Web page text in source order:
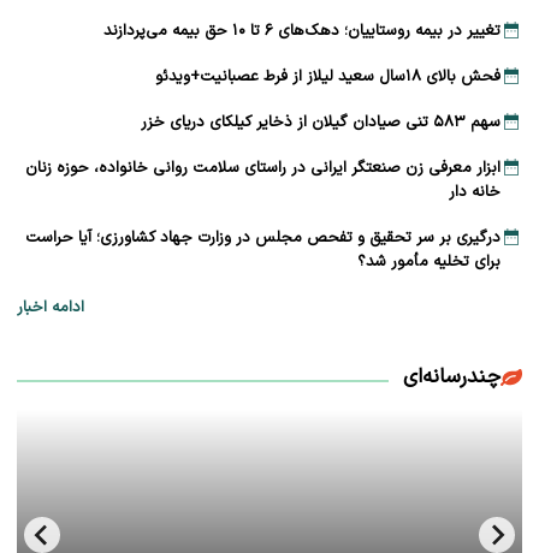
تغییر در بیمه روستاییان؛ دهک‌های ۶ تا ۱۰ حق بیمه می‌پردازند
فحش بالای ۱۸سال سعید لیلاز از فرط عصبانیت+ویدئو
سهم ۵۸۳ تنی صیادان گیلان از ذخایر کیلکای دریای خزر
ابزار معرفی زن صنعتگر ایرانی در راستای سلامت روانی خانواده، حوزه زنان
خانه دار
درگیری بر سر تحقیق و تفحص مجلس در وزارت جهاد کشاورزی؛ آیا حراست
برای تخلیه مأمور شد؟
ادامه اخبار
چندرسانه‌ای